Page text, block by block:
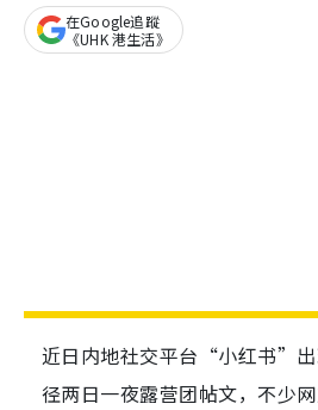
在Google追蹤
《UHK 港生活》
近日内地社交平台“小红书”
径两日一夜露营团帖文，不少